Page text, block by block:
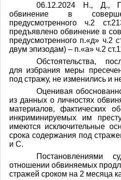
06.12.2024 Н., Д.,
обвинение в
предусмотренного ч.2
предъявлено обвинение в
предусмотренного п.«д»
двум эпизодам) – п.«а» ч.2
Обстоятельства,
для избрания меры
под стражу, не изменились и
Оценивая
из данных о личностях
материалов, фактических
инкриминируемых им
имеются исключительные
срока содержания под
и С.
Постановлениями
отношении обвиняемых
стражей сроком на 2 месяца